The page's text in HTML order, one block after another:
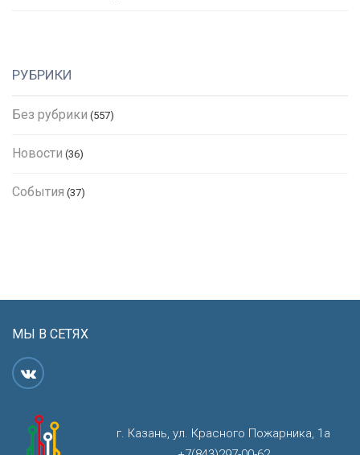
РУБРИКИ
Без рубрики (557)
Новости (36)
События (37)
МЫ В СЕТЯХ
г. Казань, ул. Красного Пожарника, 1а